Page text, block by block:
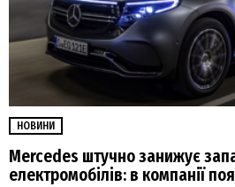
НОВИНИ
Mercedes штучно занижує
електромобілів: в компанії